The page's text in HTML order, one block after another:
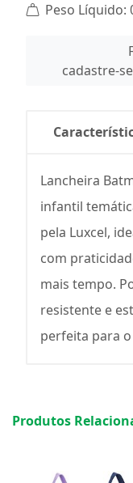
Peso Líquido:
cadastre-
Lancheira
infantil
pela Luxcel,
com
mais tempo.
resistente e
perfeita para
Produtos